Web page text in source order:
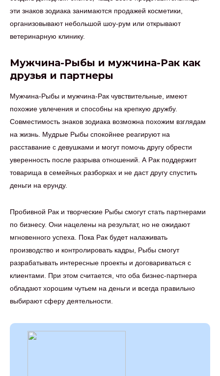
эти знаков зодиака занимаются продажей косметики,
организовывают небольшой шоу-рум или открывают
ветеринарную клинику.
Мужчина-Рыбы и мужчина-Рак как
друзья и партнеры
Мужчина-Рыбы и мужчина-Рак чувствительные, имеют
похожие увлечения и способны на крепкую дружбу.
Совместимость знаков зодиака возможна похожим взглядам
на жизнь. Мудрые Рыбы спокойнее реагируют на
расставание с девушками и могут помочь другу обрести
уверенность после разрыва отношений. А Рак поддержит
товарища в семейных разборках и не даст другу спустить
деньги на ерунду.
Пробивной Рак и творческие Рыбы смогут стать партнерами
по бизнесу. Они нацелены на результат, но не ожидают
мгновенного успеха. Пока Рак будет налаживать
производство и контролировать кадры, Рыбы смогут
разрабатывать интересные проекты и договариваться с
клиентами. При этом считается, что оба бизнес-партнера
обладают хорошим чутьем на деньги и всегда правильно
выбирают сферу деятельности.